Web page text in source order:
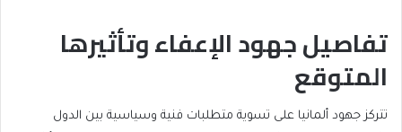
تفاصيل جهود الإعفاء وتأثيرها
المتوقع
تتركز جهود ألمانيا على تسوية متطلبات فنية وسياسية بين الدول